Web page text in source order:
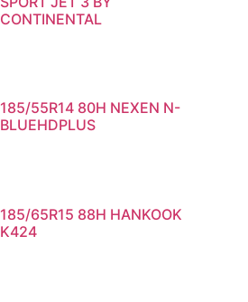
CONTINENTAL
185/55R14 80H NEXEN N-
BLUEHDPLUS
185/65R15 88H HANKOOK
K424